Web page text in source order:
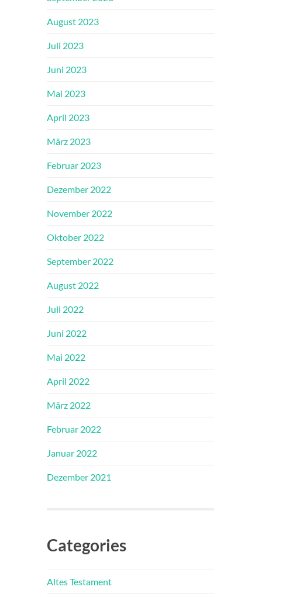
August 2023
Juli 2023
Juni 2023
Mai 2023
April 2023
März 2023
Februar 2023
Dezember 2022
November 2022
Oktober 2022
September 2022
August 2022
Juli 2022
Juni 2022
Mai 2022
April 2022
März 2022
Februar 2022
Januar 2022
Dezember 2021
Categories
Altes Testament